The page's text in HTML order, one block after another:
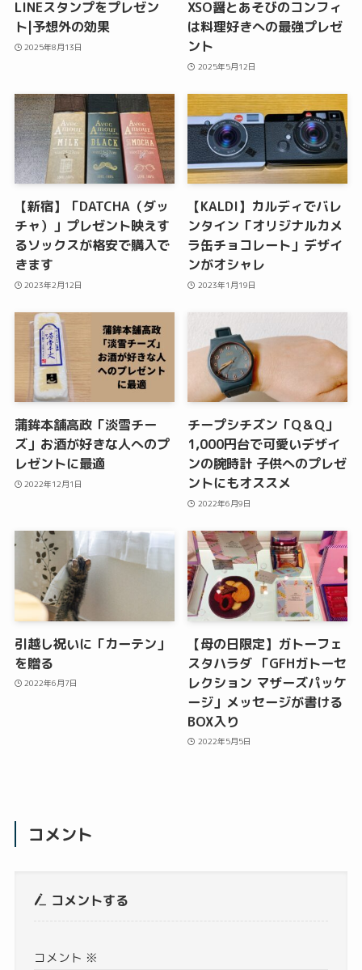
LINEスタンプをプレゼン
ト|予想外の効果
2025年8月13日
XSO醤とあそびのコンフィ
は料理好きへの最強プレゼ
ント
2025年5月12日
【新宿】「DATCHA（ダッ
チャ）」プレゼント映えす
るソックスが格安で購入で
きます
2023年2月12日
【KALDI】カルディでバレ
ンタイン「オリジナルカメ
ラ缶チョコレート」デザイ
ンがオシャレ
2023年1月19日
蒲鉾本舗高政「淡雪チー
ズ」お酒が好きな人へのプ
レゼントに最適
2022年12月1日
チープシチズン「Q＆Q」
1,000円台で可愛いデザイ
ンの腕時計 子供へのプレゼ
ントにもオススメ
2022年6月9日
引越し祝いに「カーテン」
を贈る
2022年6月7日
【母の日限定】ガトーフェ
スタハラダ 「GFHガトーセ
レクション マザーズパッケ
ージ」メッセージが書ける
BOX入り
2022年5月5日
コメント
コメントする
コメント ※